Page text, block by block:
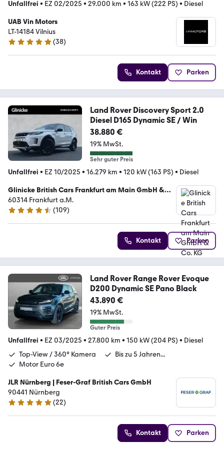
Unfallfrei • EZ 02/2025 • 29.000 km • 163 kW (222 PS) • Diesel
UAB Vin Motors
LT-14184 Vilnius
4.8 Sterne
(38)
Kontakt Parken
Land Rover Discovery Sport 2.0
Diesel D165 Dynamic SE / Win
38.880 €
19% MwSt.
Sehr guter Preis
Unfallfrei • EZ 10/2025 • 16.279 km • 120 kW (163 PS) • Diesel
Glinicke British Cars Frankfurt am Main GmbH &
Co. KG
60314 Frankfurt a.M.
4.5 Sterne
(109)
Kontakt Parken
Land Rover Range Rover Evoque
D200 Dynamic SE Pano Black
43.890 €
19% MwSt.
Guter Preis
Unfallfrei • EZ 03/2025 • 27.800 km • 150 kW (204 PS) • Diesel
Top-View / 360° Kamera
Bis zu 5 Jahren...
Motor Euro 6e
JLR Nürnberg | Feser-Graf British Cars GmbH
90441 Nürnberg
5 Sterne
(22)
Kontakt Parken